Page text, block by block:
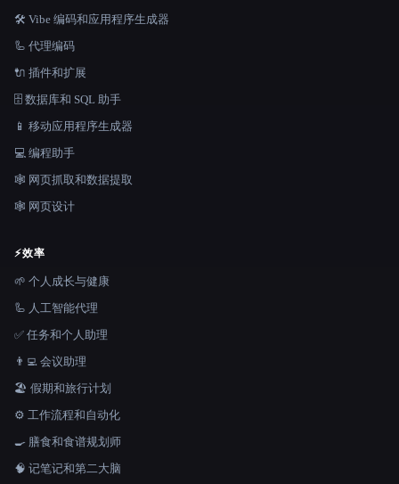
🛠️ Vibe 编码和应用程序生成器
🦾 代理编码
🔌 插件和扩展
🗄️ 数据库和 SQL 助手
📱 移动应用程序生成器
💻 编程助手
🕸️ 网页抓取和数据提取
🕸 网页设计
⚡效率
🌱 个人成长与健康
🦾 人工智能代理
✅ 任务和个人助理
👨‍💻 会议助理
🏖 假期和旅行计划
⚙️ 工作流程和自动化
🍳 膳食和食谱规划师
🧠 记笔记和第二大脑